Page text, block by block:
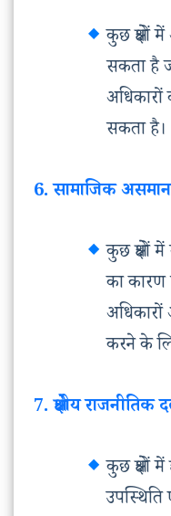
कुछ
सकता है
सकता है।
6. सामाजिक
कुछ क्षेत्रों
का कारण
करने के
7. क्षेत्रीय राजनीतिक
कुछ क्षेत्रों